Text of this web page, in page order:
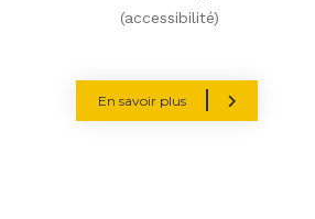
(accessibilité)
En savoir plus